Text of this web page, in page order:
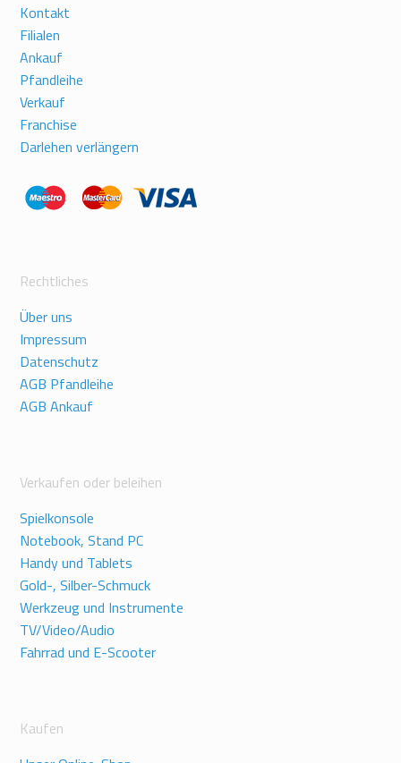
Kontakt
Filialen
Ankauf
Pfandleihe
Verkauf
Franchise
Darlehen verlängern
Rechtliches
Über uns
Impressum
Datenschutz
AGB Pfandleihe
AGB Ankauf
Verkaufen oder beleihen
Spielkonsole
Notebook, Stand PC
Handy und Tablets
Gold-, Silber-Schmuck
Werkzeug und Instrumente
TV/Video/Audio
Fahrrad und E-Scooter
Kaufen